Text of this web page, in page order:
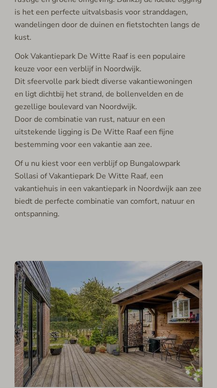
is het een perfecte uitvalsbasis voor stranddagen,
wandelingen door de duinen en fietstochten langs de
kust.
Ook Vakantiepark De Witte Raaf is een populaire
keuze voor een verblijf in Noordwijk.
Dit sfeervolle park biedt diverse vakantiewoningen
en ligt dichtbij het strand, de bollenvelden en de
gezellige boulevard van Noordwijk.
Door de combinatie van rust, natuur en een
uitstekende ligging is De Witte Raaf een fijne
bestemming voor een vakantie aan zee.
Of u nu kiest voor een verblijf op Bungalowpark
Sollasi of Vakantiepark De Witte Raaf, een
vakantiehuis in een vakantiepark in Noordwijk aan zee
biedt de perfecte combinatie van comfort, natuur en
ontspanning.